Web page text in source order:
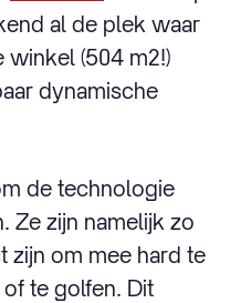
al de plek waar
winkel (504 m2!)
dynamische
de technologie
Ze zijn namelijk zo
zijn om mee hard te
te golfen. Dit